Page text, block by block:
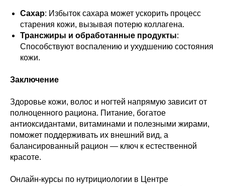
Сахар: Избыток сахара может ускорить процесс
старения кожи, вызывая потерю коллагена.
Трансжиры и обработанные продукты:
Способствуют воспалению и ухудшению состояния
кожи.
Заключение
Здоровье кожи, волос и ногтей напрямую зависит от
полноценного рациона. Питание, богатое
антиоксидантами, витаминами и полезными жирами,
поможет поддерживать их внешний вид, а
балансированный рацион — ключ к естественной
красоте.
Онлайн-курсы по нутрициологии в Центре